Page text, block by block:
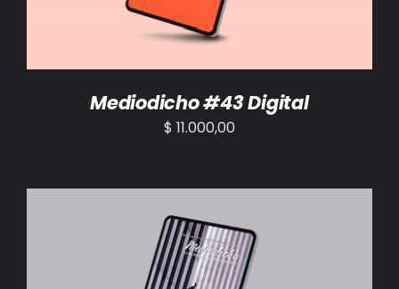
Mediodicho #43 Digital
$ 11.000,00